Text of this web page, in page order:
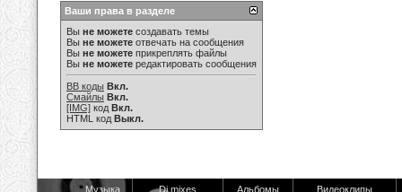
Ваши права в разделе
Вы не можете создавать темы
Вы не можете отвечать на сообщения
Вы не можете прикреплять файлы
Вы не можете редактировать сообщения
BB коды Вкл.
Смайлы Вкл.
[IMG] код Вкл.
HTML код Выкл.
Музыка Dj mixes Альбомы Видеоклипы